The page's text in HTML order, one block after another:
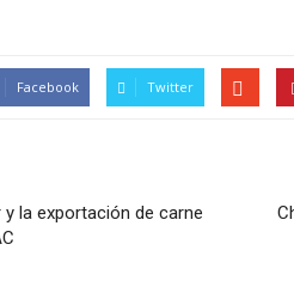
Facebook Twitter
la exportación de carne